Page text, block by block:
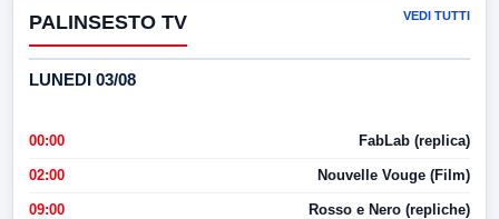
PALINSESTO TV VEDI TUTTI
LUNEDI 03/08
00:00 FabLab (replica)
02:00 Nouvelle Vouge (Film)
09:00 Rosso e Nero (repliche)